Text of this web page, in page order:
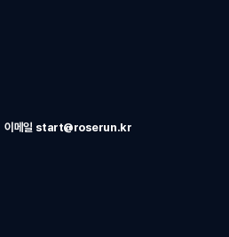
이메일 start@roserun.kr